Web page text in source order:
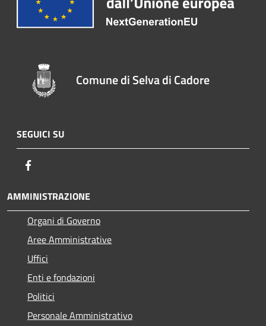
Comune di Selva di Cadore
SEGUICI SU
AMMINISTRAZIONE
Organi di Governo
Aree Amministrative
Uffici
Enti e fondazioni
Politici
Personale Amministrativo